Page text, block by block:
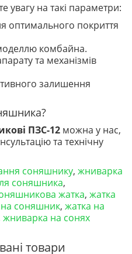
увагу на такі параметри:
оптимального покриття
комбайна.
та механізмів
залишення
ПЗС-12 можна у нас,
та технічну
соняшнику, жниварка
соняшника,
жатка, жатка
соняшник, жатка на
жниварка на сонях
товари